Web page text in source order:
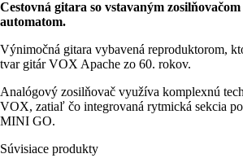
Cestovná gitara so vstavaným
automatom.
Výnimočná gitara vybavená reproduktorom,
tvar gitár VOX Apache zo 60. rokov.
Analógový zosilňovač využíva komplexnú
VOX, zatiaľ čo integrovaná rytmická sekcia
MINI GO.
Súvisiace produkty